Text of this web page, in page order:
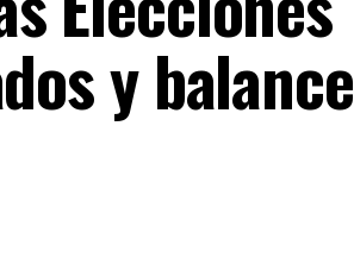
y balance